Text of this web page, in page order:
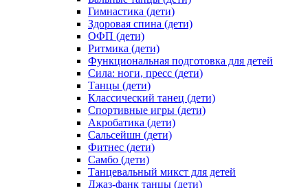
Гимнастика (дети)
Здоровая спина (дети)
ОФП (дети)
Ритмика (дети)
Функциональная подготовка для детей
Сила: ноги, пресс (дети)
Танцы (дети)
Классический танец (дети)
Спортивные игры (дети)
Акробатика (дети)
Сальсейшн (дети)
Фитнес (дети)
Самбо (дети)
Танцевальный микст для детей
Джаз-фанк танцы (дети)